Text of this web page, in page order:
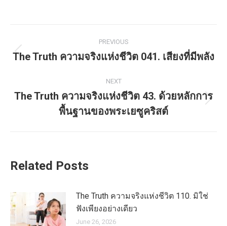
navigation
PREVIOUS
Previous
The Truth ความจริงแห่งชีวิต 041. เสียงที่มีพลัง
NEXT
post:
The Truth ความจริงแห่งชีวิต 43. ด้วยหลักการ
พื้นฐานของพระเยซูคริสต์
Related Posts
The Truth ความจริงแห่งชีวิต 110. มิใช่
ฟังเพียงอย่างเดียว
June 26, 2026